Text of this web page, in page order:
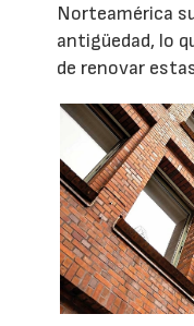
Norteamérica
antigüedad, lo
de renovar